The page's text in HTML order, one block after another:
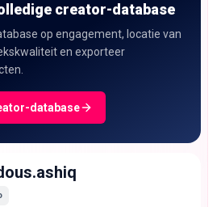
creator-database
op engagement, locatie van
en exporteer
database